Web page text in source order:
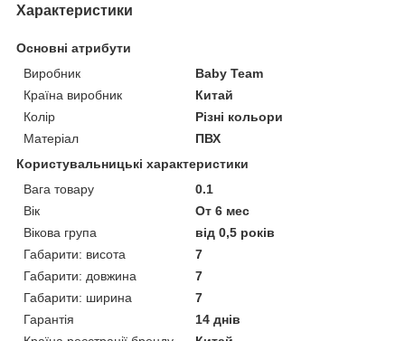
Характеристики
Основні атрибути
Виробник
Baby Team
Країна виробник
Китай
Колір
Різні кольори
Матеріал
ПВХ
Користувальницькі характеристики
Вага товару
0.1
Вік
От 6 мес
Вікова група
від 0,5 років
Габарити: висота
7
Габарити: довжина
7
Габарити: ширина
7
Гарантія
14 днів